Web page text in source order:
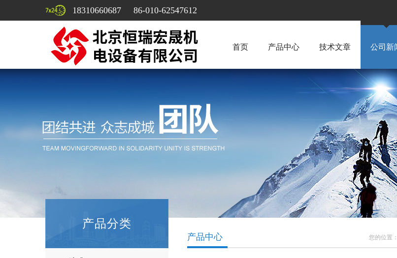
18310660687 86-010-62547612
首页 产品中心 技术文章 公司新
产品分类
您的位置：
产品中心